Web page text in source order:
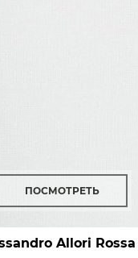
ПОСМОТРЕТЬ
Allori Rossa